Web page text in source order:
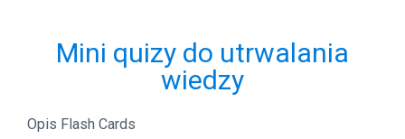
Mini quizy do utrwalania
wiedzy
Opis Flash Cards